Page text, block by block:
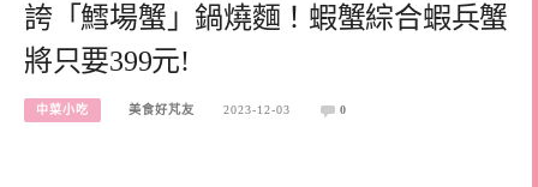
誇「鱈場蟹」鍋燒麵！蝦蟹綜合蝦兵蟹
將只要399元!
中菜小吃 美食好芃友 2023-12-03 0